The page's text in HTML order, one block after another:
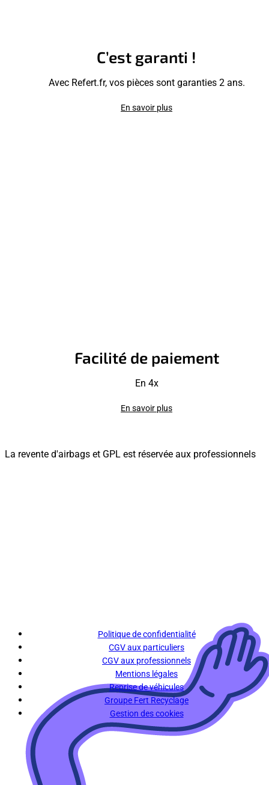
C’est garanti !
Avec Refert.fr, vos pièces sont garanties 2 ans.
En savoir plus
Facilité de paiement
En 4x
En savoir plus
La revente d'airbags et GPL est réservée aux professionnels
Politique de confidentialité
CGV aux particuliers
CGV aux professionnels
Mentions légales
Reprise de véhicules
Groupe Fert Recyclage
Gestion des cookies